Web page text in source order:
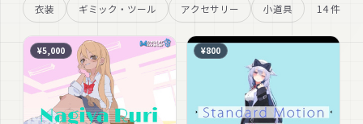
衣装 ギミック・ツール アクセサリー 小道具 14件
¥5,000 ¥800